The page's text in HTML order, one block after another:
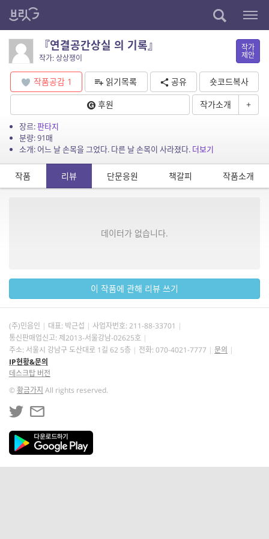
『연결공간상실 의 기록』
작가: 상상쟁이
작가
제안
작품공감 1 읽기목록 공유
숏코드복사
후원
작가소개 +
장르:판타지
분량: 91매
소개: 어느 날 손목을 그었다. 다른 날 손목이 사라졌다. 더보기
작품 리뷰 단문응원 책갈피 작품소개
데이터가 없습니다.
이 작품에 관해 리뷰 쓰기
(주)민음인 대표: 박근섭 사업자번호: 211-88-33701
통신판매업신고: 제2013-서울강남-02625호
주소: 서울시 강남구 도산대로 1길 62 5층
전화: 070-4021-7777
문의
IP현황&문의
데스크탑 버전
©황금가지 All rights reserved.